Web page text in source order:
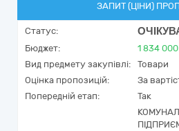
ЗАПИТ (ЦІНИ)
Статус:
Бюджет: 1 834 000
Вид предмету закупівлі:
Товари
Оцінка пропозицій:
За
Попередній етап:
Так